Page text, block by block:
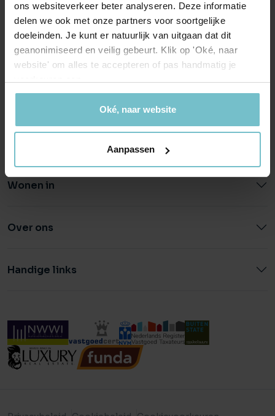
ons websiteverkeer beter analyseren. Deze informatie
delen we ook met onze partners voor soortgelijke
doeleinden. Je kunt er natuurlijk van uitgaan dat dit
geanonimiseerd en veilig gebeurt. Klik op 'Oké, naar
website' om alles te accepteren of pas handmatig je
Oké, naar website
Aanpassen
Helmond
Hoofdstraat 155
5706 AL Helmond
0492 - 661 884
Eindhoven
Aalsterweg 134c
5615 CJ Eindhoven
040 - 78 20 849
Wonen in
Over ons
Handige links